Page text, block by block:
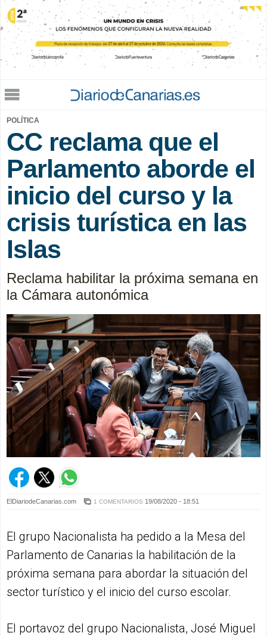
Jump to navigation
POLÍTICA
CC reclama que el
Parlamento aborde el
inicio del curso y la
crisis turística en las
Islas
Reclama habilitar la próxima semana en
la Cámara autonómica
ElDiariodeCanarias.com 1 COMENTARIOS 19/08/2020 - 18:51
El grupo Nacionalista ha pedido a la Mesa del
Parlamento de Canarias la habilitación de la
próxima semana para abordar la situación del
sector turístico y el inicio del curso escolar.
El portavoz del grupo Nacionalista, José Miguel